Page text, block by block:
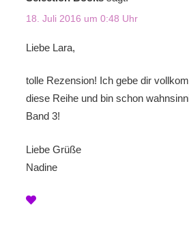
18. Juli 2016 um 0:48 Uhr
Liebe Lara,
tolle Rezension! Ich gebe dir
diese Reihe und bin schon
Band 3!
Liebe Grüße
Nadine